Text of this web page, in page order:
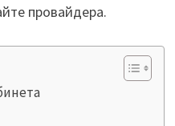
провайдера.